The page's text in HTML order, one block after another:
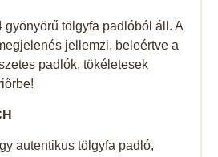
gyönyörű tölgyfa padlóból áll. A
jellemzi, beleértve a
padlók, tökéletesek
autentikus tölgyfa padló,